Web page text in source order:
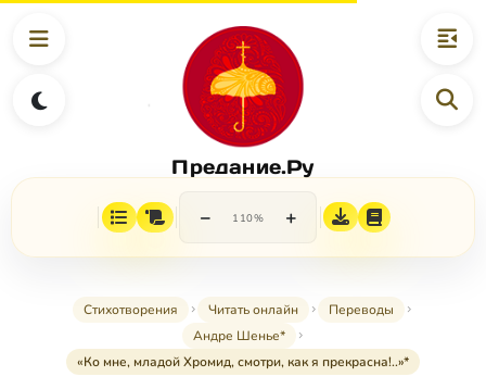
Предание.Ру
− 110% +
Стихотворения Читать онлайн
Переводы
Андре Шенье*
«Ко мне, младой Хромид, смотри, как я прекрасна!..»*